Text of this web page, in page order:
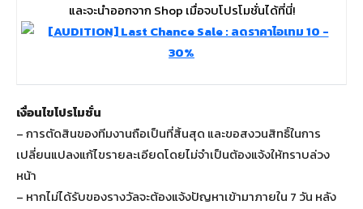
และจะนำออกจาก Shop เมื่อจบโปรโมชั่นได้ที่นี่!
เงื่อนไขโปรโมชั่น
– การตัดสินของทีมงานถือเป็นที่สิ้นสุด และขอสงวนสิทธิ์ในการ
เปลี่ยนแปลงแก้ไขรายละเอียดโดยไม่จำเป็นต้องแจ้งให้ทราบล่วง
หน้า
– หากไม่ได้รับของรางวัลจะต้องแจ้งปัญหาเข้ามาภายใน 7 วัน หลัง